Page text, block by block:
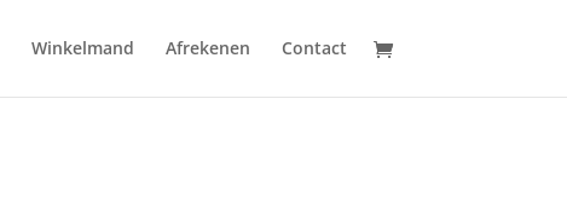
Winkelmand Afrekenen Contact